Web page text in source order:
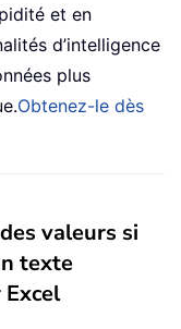
et en
d’intelligence
plus
Obtenez-le dès
valeurs si
texte